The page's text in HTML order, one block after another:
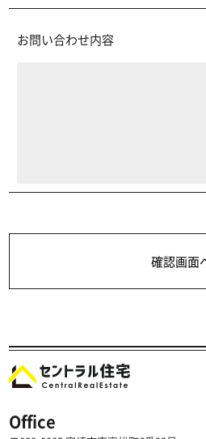
お問い合わせ内容
Office